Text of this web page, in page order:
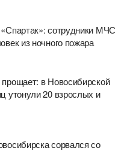
сотрудники МЧС
из ночного пожара
в Новосибирской
утонули 20 взрослых и
сорвался со